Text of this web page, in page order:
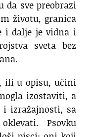
sve preobrazi
životu, granica
i dalje je vidna i
sveta bez
ili u opisu, učini
izostaviti, a
izražajnosti, sa
Psovku